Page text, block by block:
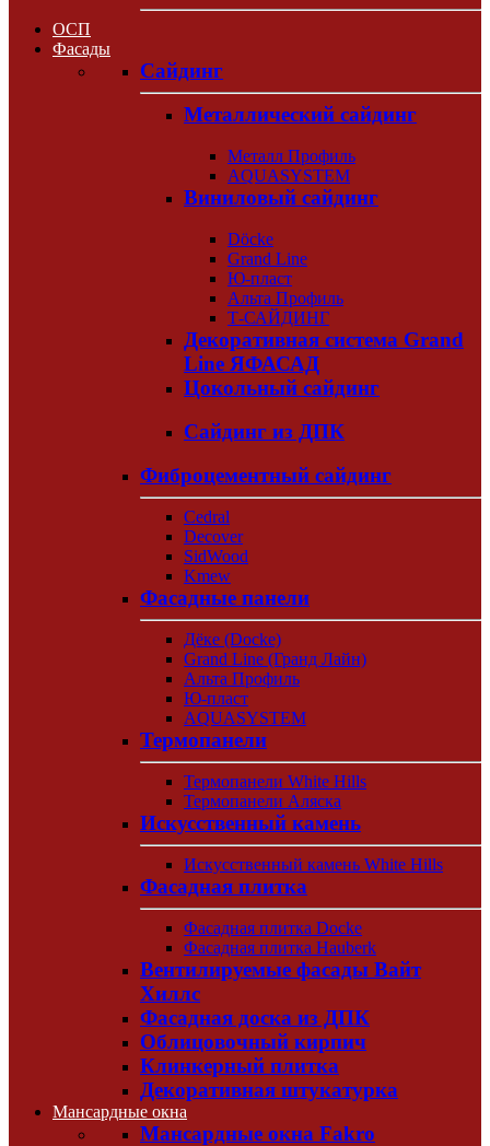
ОСП
Фасады
Сайдинг
Металлический сайдинг
Металл Профиль
AQUASYSTEM
Виниловый сайдинг
Döcke
Grand Line
Ю-пласт
Альта Профиль
Т-САЙДИНГ
Декоративная система Grand
Line ЯФАСАД
Цокольный сайдинг
Сайдинг из ДПК
Фиброцементный сайдинг
Cedral
Decover
SidWood
Kmew
Фасадные панели
Дёке (Docke)
Grand Line (Гранд Лайн)
Альта Профиль
Ю-пласт
AQUASYSTEM
Термопанели
Термопанели White Hills
Термопанели Аляска
Искусственный камень
Искусственный камень White Hills
Фасадная плитка
Фасадная плитка Docke
Фасадная плитка Hauberk
Вентилируемые фасады Вайт
Хиллс
Фасадная доска из ДПК
Облицовочный кирпич
Клинкерный плитка
Декоративная штукатурка
Мансардные окна
Мансардные окна Fakro